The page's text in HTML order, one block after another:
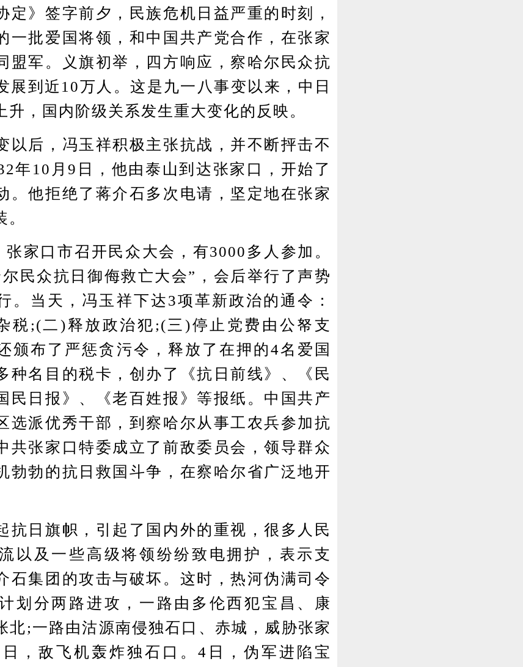
》签字前夕，民族危机日益严重的时刻，
一批爱国将领，和中国共产党合作，在张家
盟军。义旗初举，四方响应，察哈尔民众抗
展到近10万人。这是九一八事变以来，中日
升，国内阶级关系发生重大变化的反映。
后，冯玉祥积极主张抗战，并不断抨击不
年10月9日，他由泰山到达张家口，开始了
。他拒绝了蒋介石多次电请，坚定地在张家
口市召开民众大会，有3000多人参加。
民众抗日御侮救亡大会”，会后举行了声势
。当天，冯玉祥下达3项革新政治的通令：
税;(二)释放政治犯;(三)停止党费由公帑支
颁布了严惩贪污令，释放了在押的4名爱国
种名目的税卡，创办了《抗日前线》、《民
民日报》、《老百姓报》等报纸。中国共产
选派优秀干部，到察哈尔从事工农兵参加抗
共张家口特委成立了前敌委员会，领导群众
勃勃的抗日救国斗争，在察哈尔省广泛地开
日旗帜，引起了国内外的重视，很多人民
以及一些高级将领纷纷致电拥护，表示支
石集团的攻击与破坏。这时，热河伪满司令
划分两路进攻，一路由多伦西犯宝昌、康
北;一路由沽源南侵独石口、赤城，威胁张家
，敌飞机轰炸独石口。4日，伪军进陷宝